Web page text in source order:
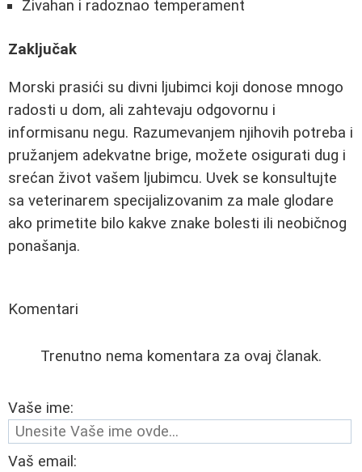
Živahan i radoznao temperament
Zaključak
Morski prasići su divni ljubimci koji donose mnogo
radosti u dom, ali zahtevaju odgovornu i
informisanu negu. Razumevanjem njihovih potreba i
pružanjem adekvatne brige, možete osigurati dug i
srećan život vašem ljubimcu. Uvek se konsultujte
sa veterinarem specijalizovanim za male glodare
ako primetite bilo kakve znake bolesti ili neobičnog
ponašanja.
Komentari
Trenutno nema komentara za ovaj članak.
Vaše ime:
Vaš email: